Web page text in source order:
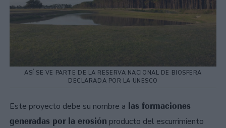
ASÍ SE VE PARTE DE LA RESERVA NACIONAL DE BIOSFERA
DECLARADA POR LA UNESCO
Este proyecto debe su nombre a las formaciones
generadas por la erosión producto del escurrimiento